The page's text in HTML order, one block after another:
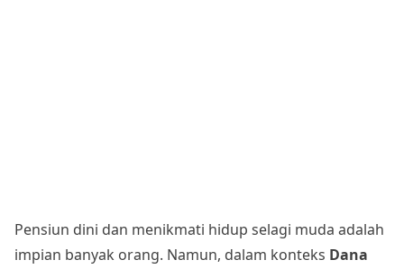
Pensiun dini dan menikmati hidup selagi muda adalah
impian banyak orang. Namun, dalam konteks Dana